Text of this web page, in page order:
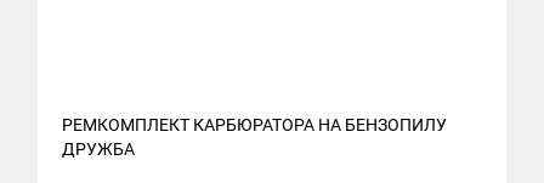
РЕМКОМПЛЕКТ КАРБЮРАТОРА НА БЕНЗОПИЛУ
ДРУЖБА